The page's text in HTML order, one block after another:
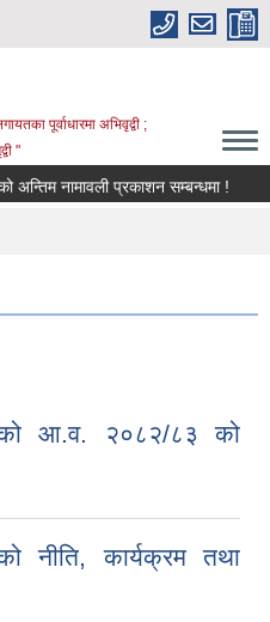
पूर्वाधारमा अभिवृद्वी ;
"
नामावली प्रकाशन सम्बन्धमा !
आ.व. २०८२/८३ को
नीति, कार्यक्रम तथा